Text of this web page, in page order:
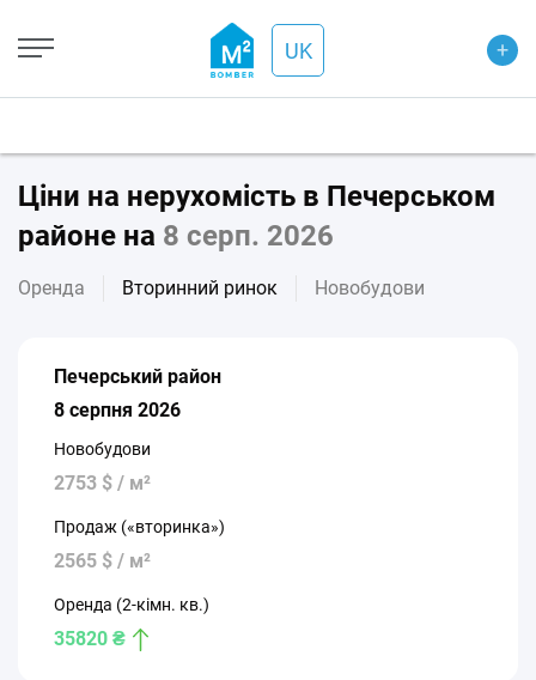
UK +
Ціни на нерухомість в Печерськом
районе на 8 серп. 2026
Оренда Вторинний ринок Новобудови
Печерський район
8 серпня 2026
Новобудови
2753 $ / м²
Продаж («вторинка»)
2565 $ / м²
Оренда (2-кімн. кв.)
35820 ₴